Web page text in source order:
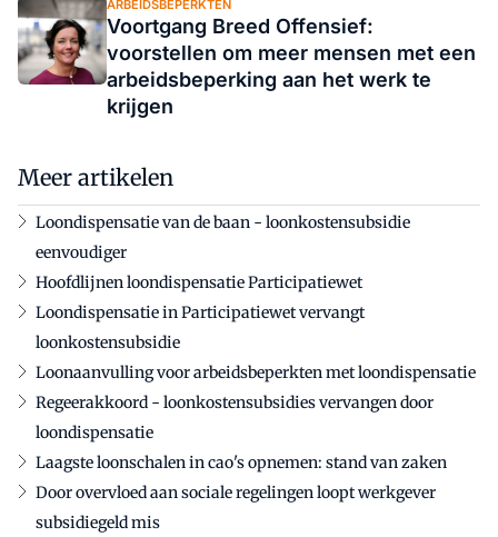
ARBEIDSBEPERKTEN
Voortgang Breed Offensief:
voorstellen om meer mensen met een
arbeidsbeperking aan het werk te
krijgen
Meer artikelen
Loondispensatie van de baan - loonkostensubsidie
eenvoudiger
Hoofdlijnen loondispensatie Participatiewet
Loondispensatie in Participatiewet vervangt
loonkostensubsidie
Loonaanvulling voor arbeidsbeperkten met loondispensatie
Regeerakkoord - loonkostensubsidies vervangen door
loondispensatie
Laagste loonschalen in cao's opnemen: stand van zaken
Door overvloed aan sociale regelingen loopt werkgever
subsidiegeld mis